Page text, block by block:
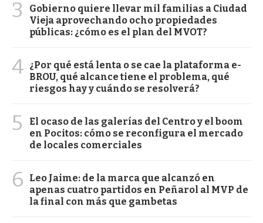
3
Gobierno quiere llevar mil familias a Ciudad
Vieja aprovechando ocho propiedades
públicas: ¿cómo es el plan del MVOT?
4 ¿Por qué está lenta o se cae la plataforma e-
BROU, qué alcance tiene el problema, qué
riesgos hay y cuándo se resolverá?
5
El ocaso de las galerías del Centro y el boom
en Pocitos: cómo se reconfigura el mercado
de locales comerciales
6
Leo Jaime: de la marca que alcanzó en
apenas cuatro partidos en Peñarol al MVP de
la final con más que gambetas